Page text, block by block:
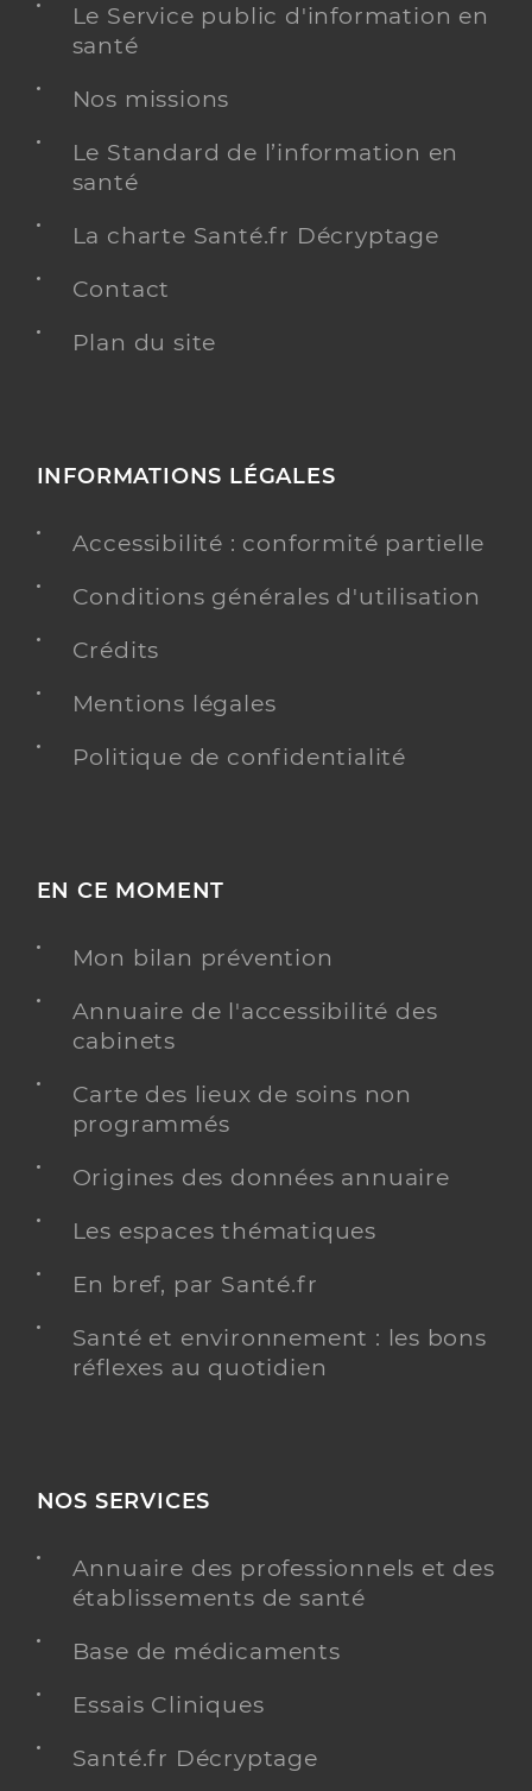
Le Service public d'information en
santé
Nos missions
Le Standard de l’information en
santé
La charte Santé.fr Décryptage
Contact
Plan du site
INFORMATIONS LÉGALES
Accessibilité : conformité partielle
Conditions générales d'utilisation
Crédits
Mentions légales
Politique de confidentialité
EN CE MOMENT
Mon bilan prévention
Annuaire de l'accessibilité des
cabinets
Carte des lieux de soins non
programmés
Origines des données annuaire
Les espaces thématiques
En bref, par Santé.fr
Santé et environnement : les bons
réflexes au quotidien
NOS SERVICES
Annuaire des professionnels et des
établissements de santé
Base de médicaments
Essais Cliniques
Santé.fr Décryptage